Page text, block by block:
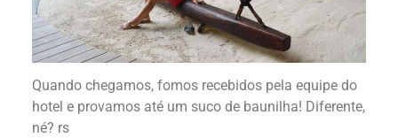
Quando chegamos, fomos recebidos pela equipe do
hotel e provamos até um suco de baunilha! Diferente,
né? rs